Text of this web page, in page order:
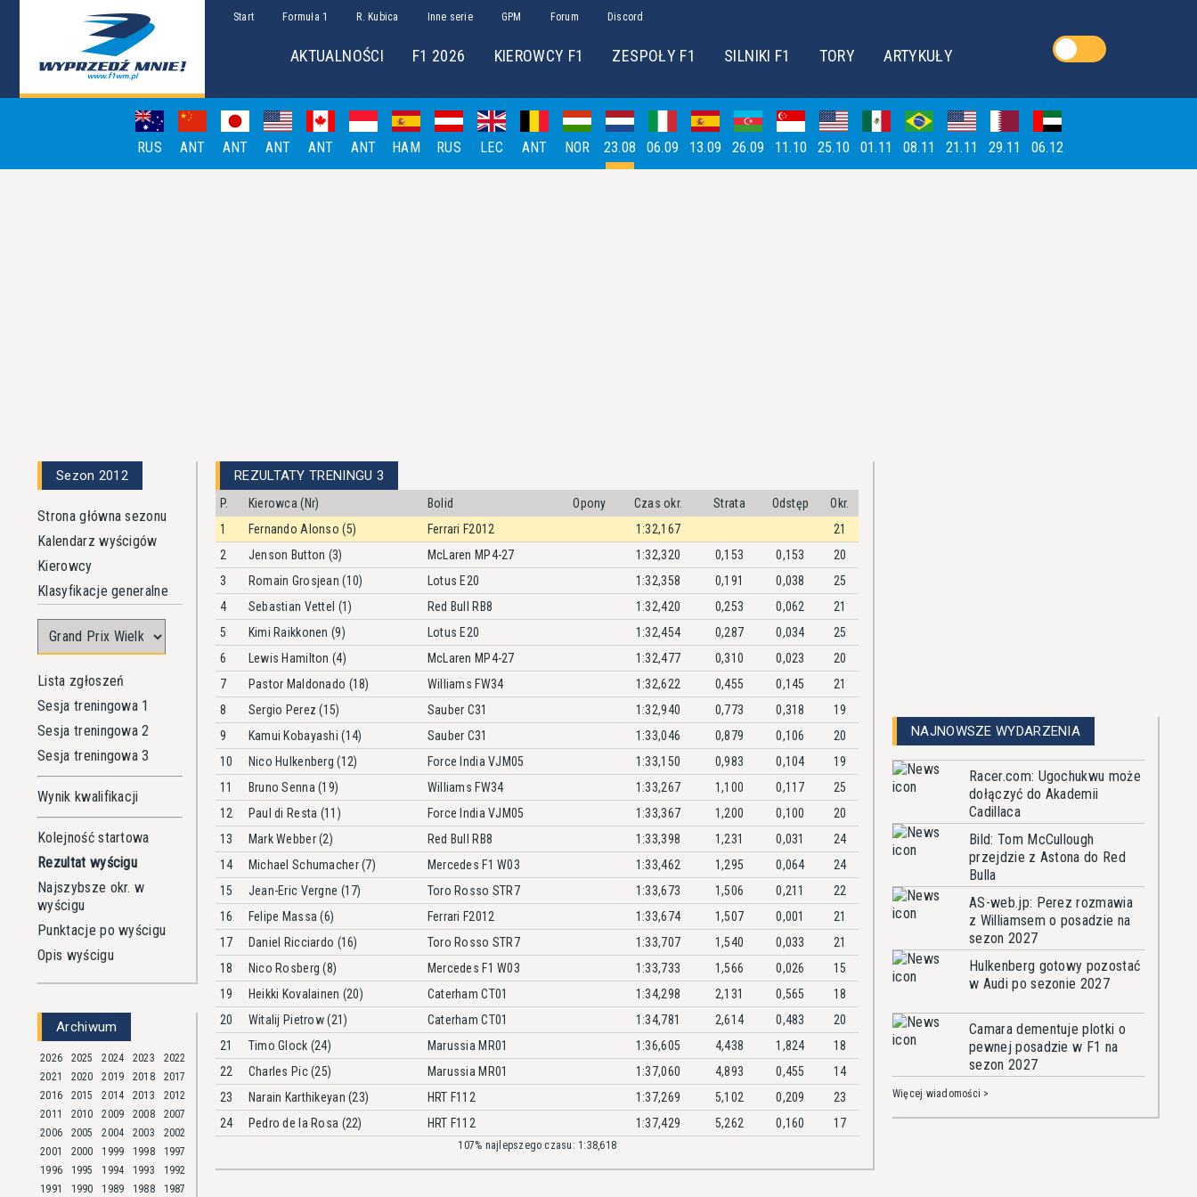
Start Formuła 1 R. Kubica Inne serie GPM Forum Discord
AKTUALNOŚCI F1 2026 KIEROWCY F1 ZESPOŁY F1 SILNIKI F1 TORY ARTYKUŁY
RUS ANT ANT ANT ANT ANT HAM RUS LEC ANT NOR 23.08 06.09 13.09 26.09 11.10 25.10 01.11 08.11 21.11 29.11 06.12
Sezon 2012
Strona główna sezonu
Kalendarz wyścigów
Kierowcy
Klasyfikacje generalne
Lista zgłoszeń
Sesja treningowa 1
Sesja treningowa 2
Sesja treningowa 3
Wynik kwalifikacji
Kolejność startowa
Rezultat wyścigu
Najszybsze okr. w
wyścigu
Punktacje po wyścigu
Opis wyścigu
Archiwum
2026 2025 2024 2023
2022
2021
2020 2019 2018
2017
2016
2015 2014 2013
2012
2011
2010 2009 2008
2007
2006
2005 2004 2003
2002
2001
2000 1999 1998
1997
1996
1995 1994 1993
1992
1991
1990 1989 1988 1987
REZULTATY TRENINGU 3
P. Kierowca (Nr) Bolid Opony Czas okr. Strata Odstęp
Okr.
1
Fernando Alonso (5) Ferrari F2012 1:32,167
21
2
Jenson Button (3) McLaren MP4-27 1:32,320 0,153 0,153
20
3
Romain Grosjean (10) Lotus E20 1:32,358 0,191 0,038
25
4
Sebastian Vettel (1) Red Bull RB8 1:32,420 0,253 0,062
21
5
Kimi Raikkonen (9) Lotus E20 1:32,454 0,287 0,034
25
6
Lewis Hamilton (4) McLaren MP4-27 1:32,477 0,310 0,023
20
7
Pastor Maldonado (18) Williams FW34 1:32,622 0,455 0,145
21
8
Sergio Perez (15) Sauber C31 1:32,940 0,773 0,318
19
9
Kamui Kobayashi (14) Sauber C31 1:33,046 0,879 0,106
20
10
Nico Hulkenberg (12) Force India VJM05 1:33,150 0,983 0,104
19
11
Bruno Senna (19) Williams FW34 1:33,267 1,100 0,117
25
12
Paul di Resta (11) Force India VJM05 1:33,367 1,200 0,100
20
13
Mark Webber (2) Red Bull RB8 1:33,398 1,231 0,031
24
14
Michael Schumacher (7) Mercedes F1 W03 1:33,462 1,295 0,064
24
15
Jean-Eric Vergne (17) Toro Rosso STR7 1:33,673 1,506 0,211
22
16
Felipe Massa (6) Ferrari F2012 1:33,674 1,507 0,001
21
17
Daniel Ricciardo (16) Toro Rosso STR7 1:33,707 1,540 0,033
21
18
Nico Rosberg (8) Mercedes F1 W03 1:33,733 1,566 0,026
15
19
Heikki Kovalainen (20) Caterham CT01 1:34,298 2,131 0,565
18
20
Witalij Pietrow (21) Caterham CT01 1:34,781 2,614 0,483
20
21
Timo Glock (24) Marussia MR01 1:36,605 4,438 1,824
18
22
Charles Pic (25) Marussia MR01 1:37,060 4,893 0,455
14
23
Narain Karthikeyan (23) HRT F112 1:37,269 5,102 0,209
23
24
Pedro de la Rosa (22) HRT F112 1:37,429 5,262 0,160 17
107% najlepszego czasu: 1:38,618
NAJNOWSZE WYDARZENIA
Racer.com: Ugochukwu może
dołączyć do Akademii
Cadillaca
Bild: Tom McCullough
przejdzie z Astona do Red
Bulla
AS-web.jp: Perez rozmawia
z Williamsem o posadzie na
sezon 2027
Hulkenberg gotowy pozostać
w Audi po sezonie 2027
Camara dementuje plotki o
pewnej posadzie w F1 na
sezon 2027
Więcej wiadomości >